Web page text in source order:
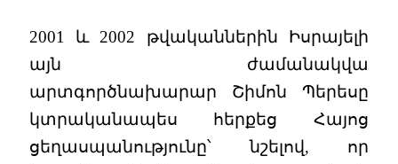
2001 և 2002 թվականներին Իսրայելի
այն ժամանակվա
արտգործնախարար Շիմոն Պերեսը
կտրականապես հերքեց Հայոց
ցեղասպանությունը՝ նշելով, որ